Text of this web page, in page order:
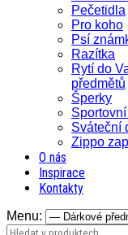
Pečetidla
Pro koho
Psí
Razítka
Rytí do
předmětů
Šperky
Sváteční
Zippo
O nás
Inspirace
Kontakty
Menu: